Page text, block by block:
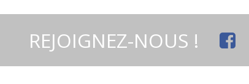
REJOIGNEZ-NOUS !